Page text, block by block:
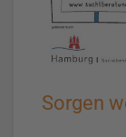
Sorgen